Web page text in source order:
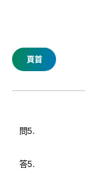
頁首
問5.
答5.